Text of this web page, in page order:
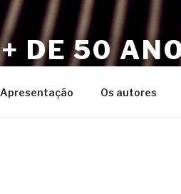
+ DE 50
Apresentação Os autores